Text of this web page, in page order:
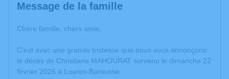
Message de la famille
Chère famille, chers amis,
C’est avec une grande tristesse que nous vous annonçons
le décès de Christiane MAHOURAT survenu le dimanche 22
février 2026 à Loures-Barousse.